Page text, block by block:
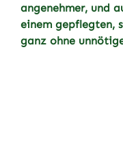
angenehmer, und
einem gepflegten,
ganz ohne
Produktgalerie